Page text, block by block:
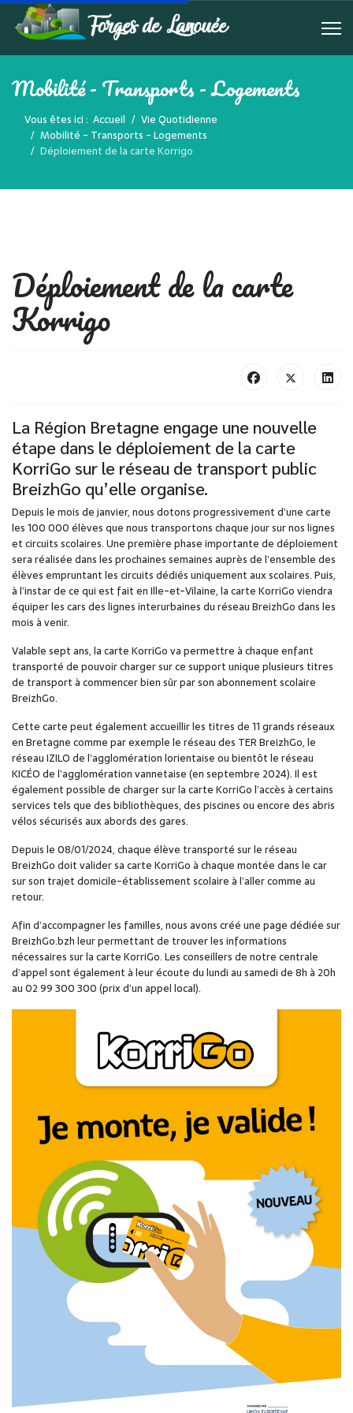
Mobilité - Transports - Logements
Vous êtes ici : Accueil
Vie Quotidienne
Mobilité - Transports - Logements
Déploiement de la carte Korrigo
Déploiement de la carte
Korrigo
La Région Bretagne engage une nouvelle
étape dans le déploiement de la carte
KorriGo sur le réseau de transport public
BreizhGo qu’elle organise.
Depuis le mois de janvier, nous dotons progressivement d’une carte
les 100 000 élèves que nous transportons chaque jour sur nos lignes
et circuits scolaires. Une première phase importante de déploiement
sera réalisée dans les prochaines semaines auprès de l’ensemble des
élèves empruntant les circuits dédiés uniquement aux scolaires. Puis,
à l’instar de ce qui est fait en Ille-et-Vilaine, la carte KorriGo viendra
équiper les cars des lignes interurbaines du réseau BreizhGo dans les
mois à venir.
Valable sept ans, la carte KorriGo va permettre à chaque enfant
transporté de pouvoir charger sur ce support unique plusieurs titres
de transport à commencer bien sûr par son abonnement scolaire
BreizhGo.
Cette carte peut également accueillir les titres de 11 grands réseaux
en Bretagne comme par exemple le réseau des TER BreizhGo, le
réseau IZILO de l’agglomération lorientaise ou bientôt le réseau
KICÉO de l’agglomération vannetaise (en septembre 2024). Il est
également possible de charger sur la carte KorriGo l’accès à certains
services tels que des bibliothèques, des piscines ou encore des abris
vélos sécurisés aux abords des gares.
Depuis le 08/01/2024, chaque élève transporté sur le réseau
BreizhGo doit valider sa carte KorriGo à chaque montée dans le car
sur son trajet domicile-établissement scolaire à l’aller comme au
retour.
Afin d’accompagner les familles, nous avons créé une page dédiée sur
BreizhGo.bzh leur permettant de trouver les informations
nécessaires sur la carte KorriGo. Les conseillers de notre centrale
d’appel sont également à leur écoute du lundi au samedi de 8h à 20h
au 02 99 300 300 (prix d’un appel local).